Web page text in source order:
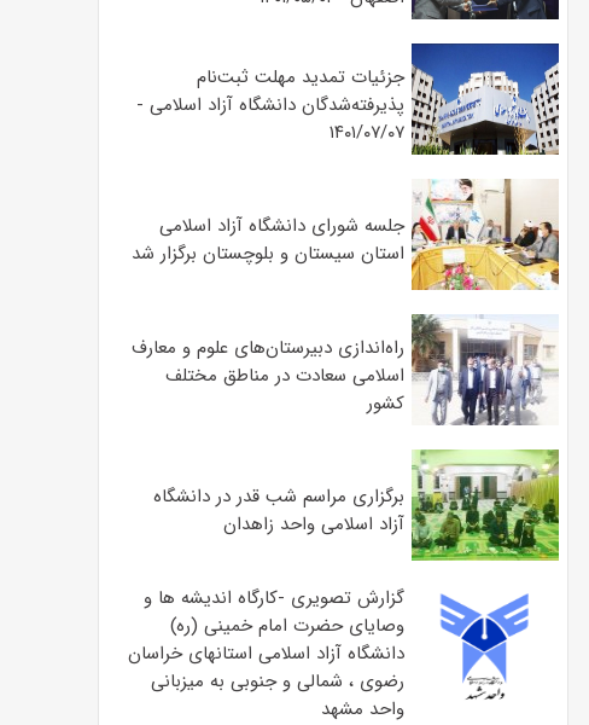
جزئیات تمدید مهلت ثبت‌نام
پذیرفته‌شدگان دانشگاه آزاد اسلامی -
۱۴۰۱/۰۷/۰۷
جلسه شورای دانشگاه آزاد اسلامی
استان سیستان و بلوچستان برگزار شد
‌راه‌اندازی دبیرستان‌های علوم و معارف
اسلامی سعادت در مناطق مختلف
کشور
برگزاری مراسم شب قدر در دانشگاه
آزاد اسلامی واحد زاهدان
گزارش تصویری -کارگاه اندیشه ها و
وصایای حضرت امام خمینی (ره)
دانشگاه آزاد اسلامی استانهای خراسان
رضوی ، شمالی و جنوبی به میزبانی
واحد مشهد